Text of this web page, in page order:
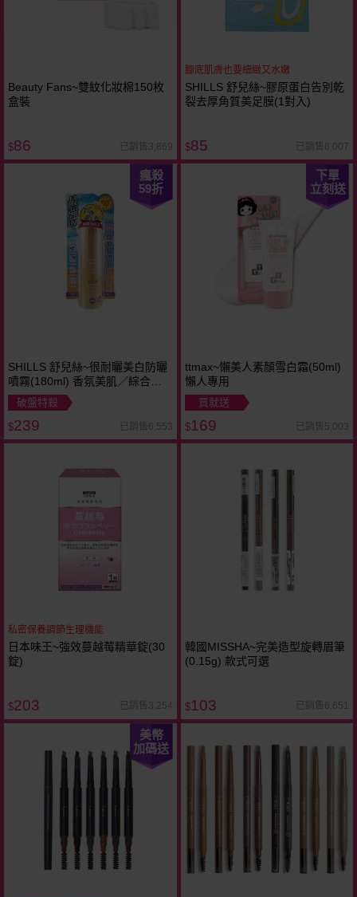
Beauty Fans~雙紋化妝棉150枚
盒裝
$86 已銷售3,869
腳底肌膚也要細緻又水嫩
SHILLS 舒兒絲~膠原蛋白告別乾
裂去厚角質美足膜(1對入)
$85 已銷售6,007
瘋殺
59折
SHILLS 舒兒絲~很耐曬美白防曬
噴霧(180ml) 香氛美肌／綜合維
他命 2款可選
破盤特殺
$239 已銷售6,553
下單
立刻送
ttmax~懶美人素顏雪白霜(50ml)
懶人專用
買就送
$169 已銷售5,003
私密保養調節生理機能
日本味王~強效蔓越莓精華錠(30
錠)
$203 已銷售3,254
韓國MISSHA~完美造型旋轉眉筆
(0.15g) 款式可選
$103 已銷售6,651
美幣
加碼送